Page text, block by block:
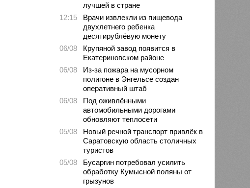
лучшей в стране
12:15
Врачи извлекли из пищевода
двухлетнего ребенка
десятирублёвую монету
06/08
Крупяной завод появится в
Екатериновском районе
06/08
Из-за пожара на мусорном
полигоне в Энгельсе создан
оперативный штаб
06/08
Под оживлёнными
автомобильными дорогами
обновляют теплосети
05/08
Новый речной транспорт привлёк в
Саратовскую область столичных
туристов
05/08
Бусаргин потребовал усилить
обработку Кумысной поляны от
грызунов